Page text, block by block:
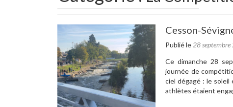
Cesson-
Publié le 28
Ce dimanche 28
journée de
ciel dégagé : le
athlètes étaient
Navigation
des
articles